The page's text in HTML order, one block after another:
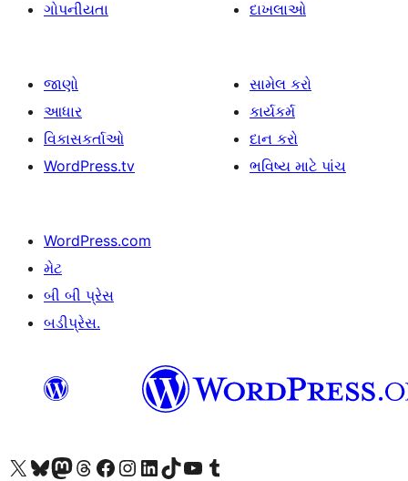
ગોપનીયતા
દાખલાઓ
જાણો
આધાર
વિકાસકર્તાઓ
WordPress.tv
સામેલ કરો
કાર્યકર્મ
દાન કરો
ભવિષ્ય માટે પાંચ
WordPress.com
મેટ
બી બી પ્રેસ
બડીપ્રેસ.
અમારા X (અગાઉ ટ્વિટર) એકાઉન્ટની મુલાકાત લોઅમારા Bluesky એકાઉન્ટની મુલાકાત લોઅમારા માસ્ટોડોન એકાઉન્ટની મુલાકાત લોઅમારા Threads એકાઉન્ટની મુલાકાત લો અમારા ફેસબુક પેજની મુલાકાત લોઅમારા ઇન્સ્ટાગ્રામ એકાઉન્ટની મુલાકાત લો અમારા LinkedIn એકાઉન્ટની મુલાકાત લોઅમારા TikTok એકાઉન્ટની મુલાકાત લોઅમારી YouTube ચેનલની મુલાકાત લો અમારા Tumblr એકાઉન્ટની મુલાકાત લો